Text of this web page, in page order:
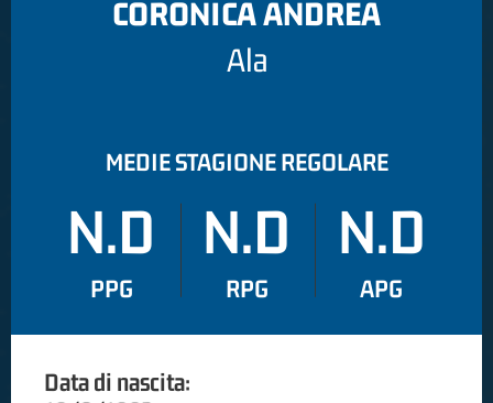
CORONICA ANDREA
Ala
MEDIE STAGIONE REGOLARE
N.D
PPG
N.D
RPG
N.D
APG
Data di nascita: